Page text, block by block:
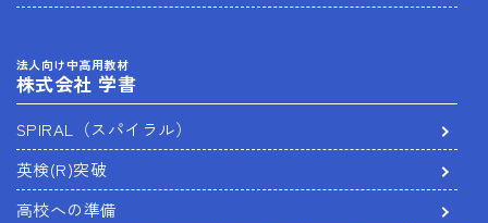
法人向け中高用教材
株式会社 学書
SPIRAL（スパイラル）
英検(R)突破
高校への準備